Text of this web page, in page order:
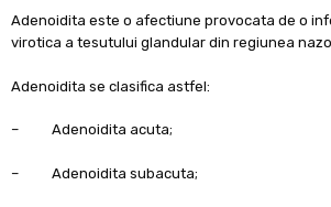
Adenoidita este o afectiune provocata de o
virotica a tesutului glandular din regiunea
Adenoidita se clasifica astfel:
– Adenoidita acuta;
– Adenoidita subacuta;